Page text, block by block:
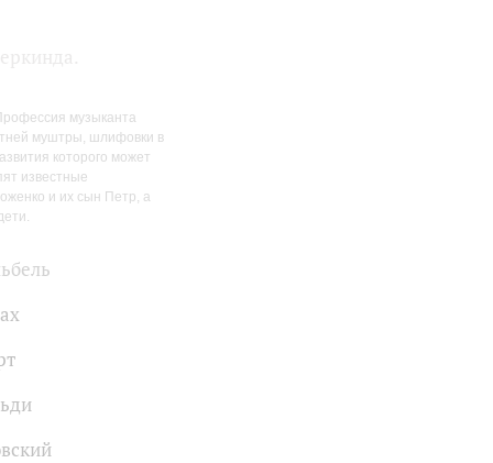
музыканта
муштры, шлифовки в
которого может
известные
и их сын Петр, а